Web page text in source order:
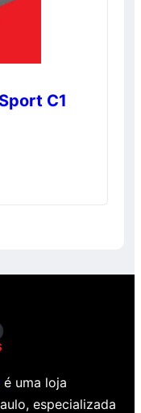
C1
é uma loja
especializada